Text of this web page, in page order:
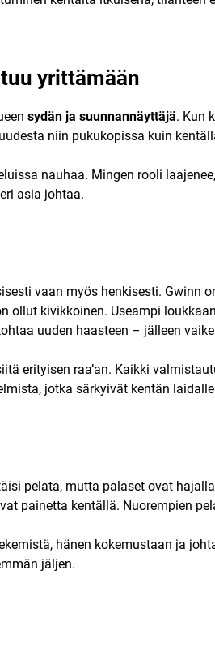
yrittämään
sydän ja suunnannäyttäjä. Kun
niin pukukopissa kuin
nauhaa. Mingen rooli
asia johtaa.
vaan myös henkisesti. Gwinn
ollut kivikkoinen. Useampi
uuden haasteen – jälleen
erityisen raa’an. Kaikki
jotka särkyivät kentän
pelata, mutta palaset ovat
painetta kentällä. Nuorempien
hänen kokemustaan ja
jäljen.